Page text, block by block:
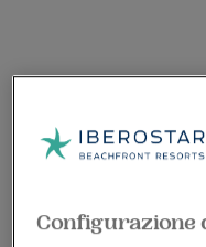
Configurazione